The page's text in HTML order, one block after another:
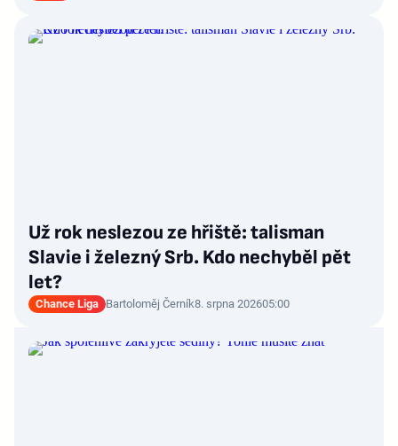
Už rok neslezou ze hřiště: talisman
Slavie i železný Srb. Kdo nechyběl pět
let?
Chance Liga Bartoloměj Černík8. srpna 202605:00